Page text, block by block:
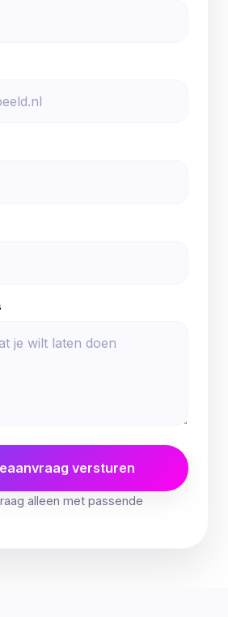
versturen
alleen met passende